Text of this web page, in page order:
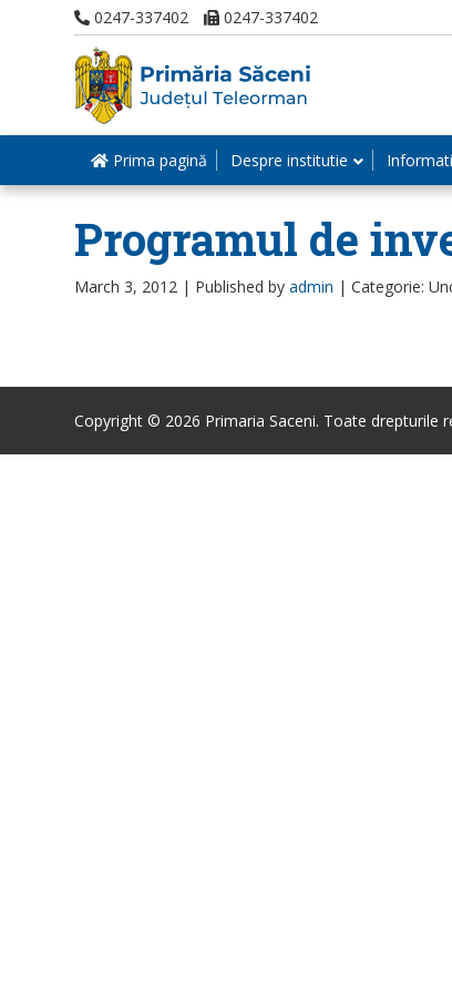
0247-337402 0247-337402
Prima pagină Despre institutie
Programul de
March 3, 2012 | Published by admin | Categorie:
Copyright © 2026 Primaria Saceni. Toate drepturile